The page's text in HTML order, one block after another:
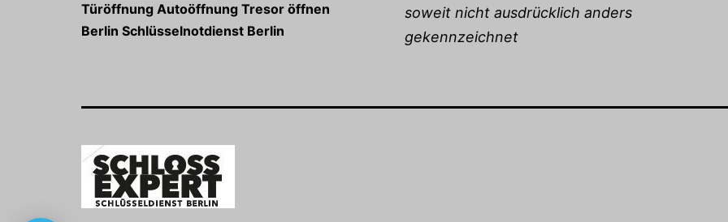
Türöffnung Autoöffnung Tresor öffnen
Berlin Schlüsselnotdienst Berlin
soweit nicht ausdrücklich anders
gekennzeichnet